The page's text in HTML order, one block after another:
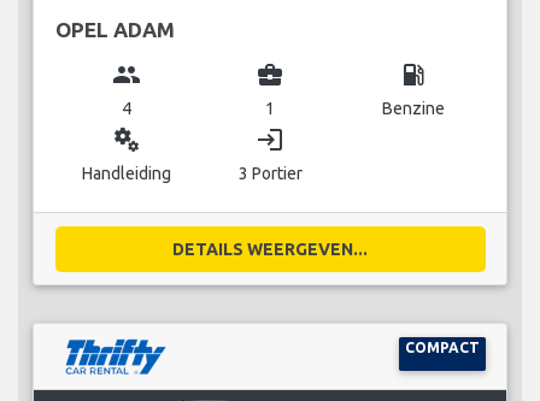
OPEL ADAM
group
4
business_center
1
local_gas_station
Benzine
miscellaneous_services
Handleiding
login
3 Portier
DETAILS WEERGEVEN...
COMPACT